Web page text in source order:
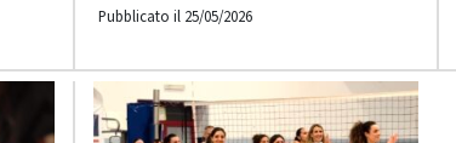
Pubblicato il 25/05/2026